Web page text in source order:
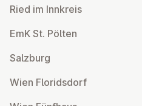
Ried im Innkreis
EmK St. Pölten
Salzburg
Wien Flor­idsdorf